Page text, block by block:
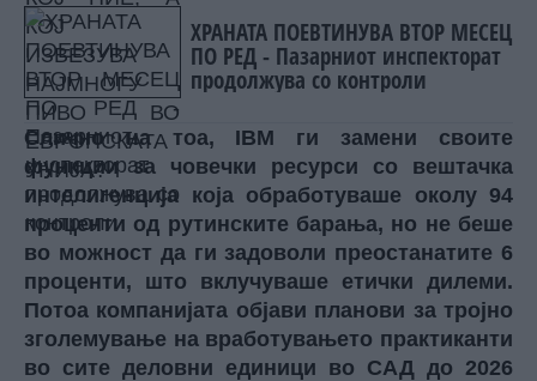
ХРАНАТА ПОЕВТИНУВА ВТОР МЕСЕЦ
ПО РЕД - Пазарниот инспекторат
продолжува со контроли
Слично на тоа, IBM ги замени своите
функции за човечки ресурси со вештачка
интелигенција која обработуваше околу 94
проценти од рутинските барања, но не беше
во можност да ги задоволи преостанатите 6
проценти, што вклучуваше етички дилеми.
Потоа компанијата објави планови за тројно
зголемување на вработувањето практиканти
во сите деловни единици во САД до 2026